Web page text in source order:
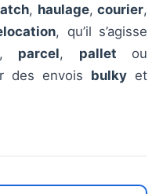
, haulage, courier,
, qu’il s’agisse
parcel, pallet ou
des envois bulky et